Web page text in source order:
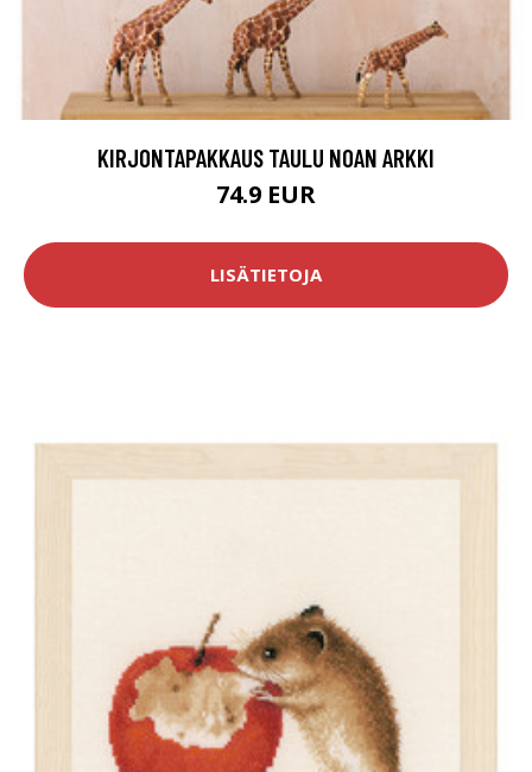
KIRJONTAPAKKAUS TAULU NOAN ARKKI
74.9 EUR
LISÄTIETOJA